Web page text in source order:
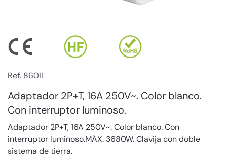
Ref. 860IL
Adaptador 2P+T, 16A 250V~. Color blanco.
Con interruptor luminoso.
Adaptador 2P+T, 16A 250V~. Color blanco. Con
interruptor luminoso.MÁX. 3680W. Clavija con doble
sistema de tierra.